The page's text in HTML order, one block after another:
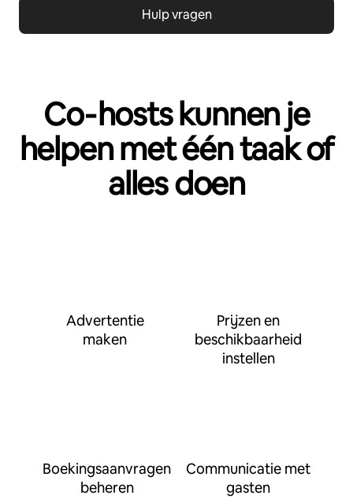
Hulp vragen
Co‑hosts kunnen je
helpen met één taak of
alles doen
Advertentie
maken
Prijzen en
beschikbaarheid
instellen
Boekingsaanvragen
beheren
Communicatie met
gasten